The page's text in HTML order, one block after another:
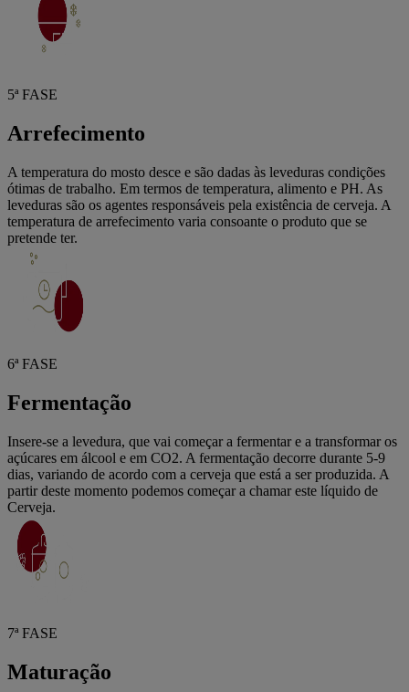
5ª FASE
Arrefecimento
A temperatura do mosto desce e são dadas às leveduras condições
ótimas de trabalho. Em termos de temperatura, alimento e PH. As
leveduras são os agentes responsáveis pela existência de cerveja. A
temperatura de arrefecimento varia consoante o produto que se
pretende ter.
6ª FASE
Fermentação
Insere-se a levedura, que vai começar a fermentar e a transformar os
açúcares em álcool e em CO2. A fermentação decorre durante 5-9
dias, variando de acordo com a cerveja que está a ser produzida. A
partir deste momento podemos começar a chamar este líquido de
Cerveja.
7ª FASE
Maturação